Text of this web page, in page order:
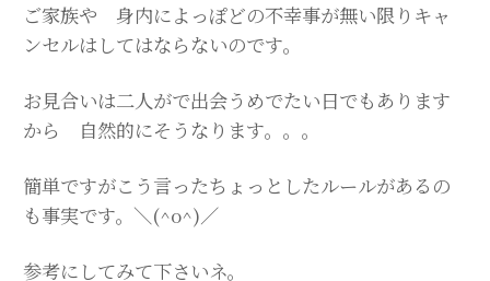
ご家族や 身内によっぽどの不幸事が無い限りキャ
ンセルはしてはならないのです。
お見合いは二人がで出会うめでたい日でもあります
から 自然的にそうなります。。。
簡単ですがこう言ったちょっとしたルールがあるの
も事実です。＼(^o^)／
参考にしてみて下さいネ。